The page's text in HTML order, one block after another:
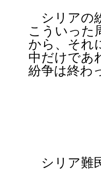
シリアの
こういった
から、それ
中だけであ
紛争は終わ
シリア難